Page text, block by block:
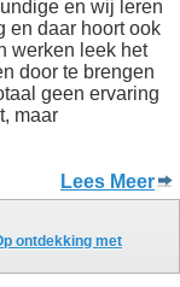
en wij leren
en daar hoort ook
werken leek het
door te brengen
geen ervaring
maar
Lees Meer
ontdekking met